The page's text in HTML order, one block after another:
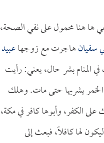
ها هنا محمول على نفي الصحة،
سفيانهاجرت مع زوجهاعبيد
في المنام بشر حال، يعني: رأيت
يشربها حتى مات. وهلك
الكفر، وأبوها كافر في مكة،
لها كافلاً، فبعث إلى